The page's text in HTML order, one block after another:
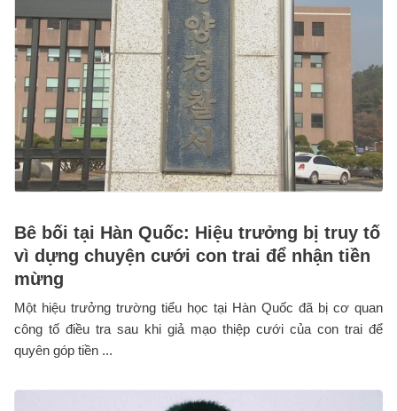
Bê bối tại Hàn Quốc: Hiệu trưởng bị truy tố
vì dựng chuyện cưới con trai để nhận tiền
mừng
Một hiệu trưởng trường tiểu học tại Hàn Quốc đã bị cơ quan
công tố điều tra sau khi giả mạo thiệp cưới của con trai để
quyên góp tiền ...